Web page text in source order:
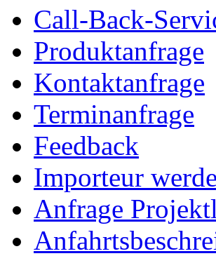
Call-Back-
Produktanfrage
Kontaktanfrage
Terminanfrage
Feedback
Importeur
Anfrage